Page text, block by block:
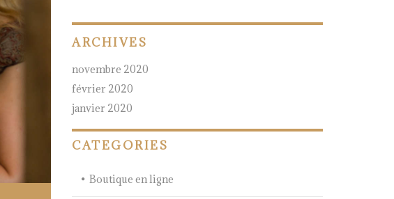
ARCHIVES
novembre 2020
février 2020
janvier 2020
CATEGORIES
Boutique en ligne